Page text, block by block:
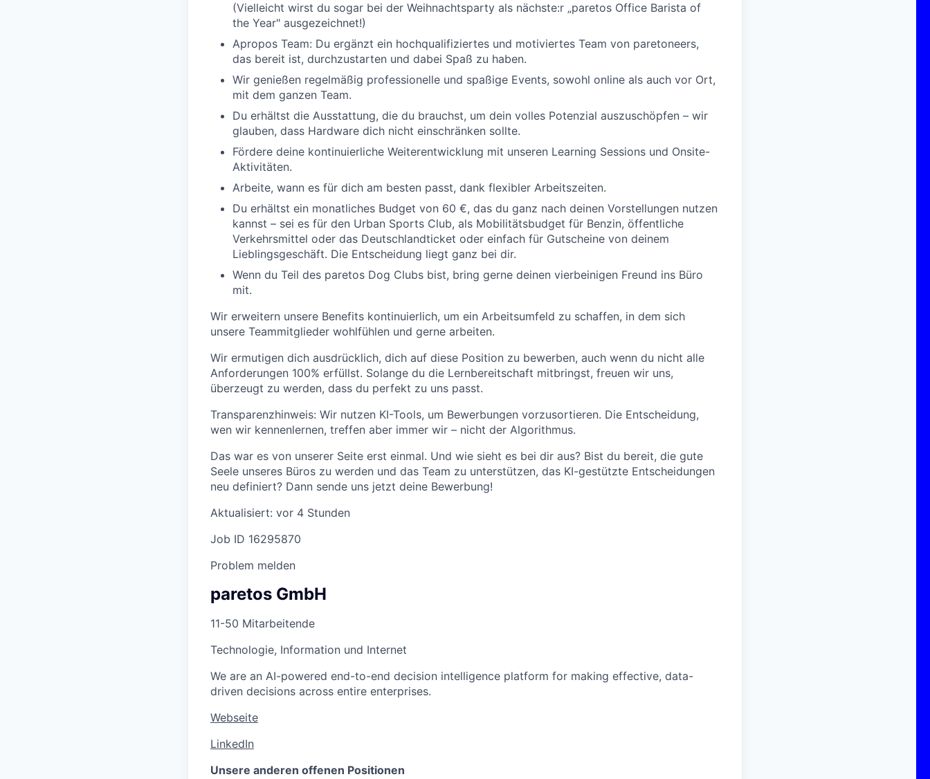
(Vielleicht wirst du sogar bei der Weihnachtsparty als nächste:r „paretos Office Barista of
the Year" ausgezeichnet!)
Apropos Team: Du ergänzt ein hochqualifiziertes und motiviertes Team von paretoneers,
das bereit ist, durchzustarten und dabei Spaß zu haben.
Wir genießen regelmäßig professionelle und spaßige Events, sowohl online als auch vor Ort,
mit dem ganzen Team.
Du erhältst die Ausstattung, die du brauchst, um dein volles Potenzial auszuschöpfen – wir
glauben, dass Hardware dich nicht einschränken sollte.
Fördere deine kontinuierliche Weiterentwicklung mit unseren Learning Sessions und Onsite-
Aktivitäten.
Arbeite, wann es für dich am besten passt, dank flexibler Arbeitszeiten.
Du erhältst ein monatliches Budget von 60 €, das du ganz nach deinen Vorstellungen nutzen
kannst – sei es für den Urban Sports Club, als Mobilitätsbudget für Benzin, öffentliche
Verkehrsmittel oder das Deutschlandticket oder einfach für Gutscheine von deinem
Lieblingsgeschäft. Die Entscheidung liegt ganz bei dir.
Wenn du Teil des paretos Dog Clubs bist, bring gerne deinen vierbeinigen Freund ins Büro
mit.
Wir erweitern unsere Benefits kontinuierlich, um ein Arbeitsumfeld zu schaffen, in dem sich
unsere Teammitglieder wohlfühlen und gerne arbeiten.
Wir ermutigen dich ausdrücklich, dich auf diese Position zu bewerben, auch wenn du nicht alle
Anforderungen 100% erfüllst. Solange du die Lernbereitschaft mitbringst, freuen wir uns,
überzeugt zu werden, dass du perfekt zu uns passt.
Transparenzhinweis: Wir nutzen KI-Tools, um Bewerbungen vorzusortieren. Die Entscheidung,
wen wir kennenlernen, treffen aber immer wir – nicht der Algorithmus.
Das war es von unserer Seite erst einmal. Und wie sieht es bei dir aus? Bist du bereit, die gute
Seele unseres Büros zu werden und das Team zu unterstützen, das KI-gestützte Entscheidungen
neu definiert? Dann sende uns jetzt deine Bewerbung!
Aktualisiert: vor 4 Stunden
Job ID 16295870
Problem melden
paretos GmbH
11-50 Mitarbeitende
Technologie, Information und Internet
We are an AI-powered end-to-end decision intelligence platform for making effective, data-
driven decisions across entire enterprises.
Webseite
LinkedIn
Unsere anderen offenen Positionen